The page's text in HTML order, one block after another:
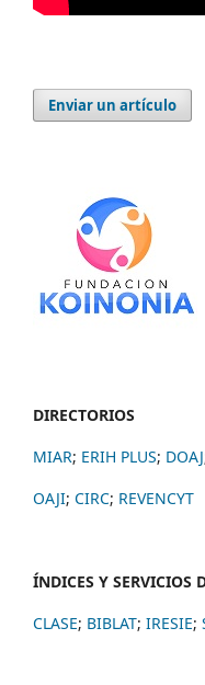
Enviar un artículo
DIRECTORIOS
MIAR; ERIH PLUS; DOAJ
OAJI; CIRC; REVENCYT
ÍNDICES Y SERVICIOS
CLASE; BIBLAT; IRESIE;